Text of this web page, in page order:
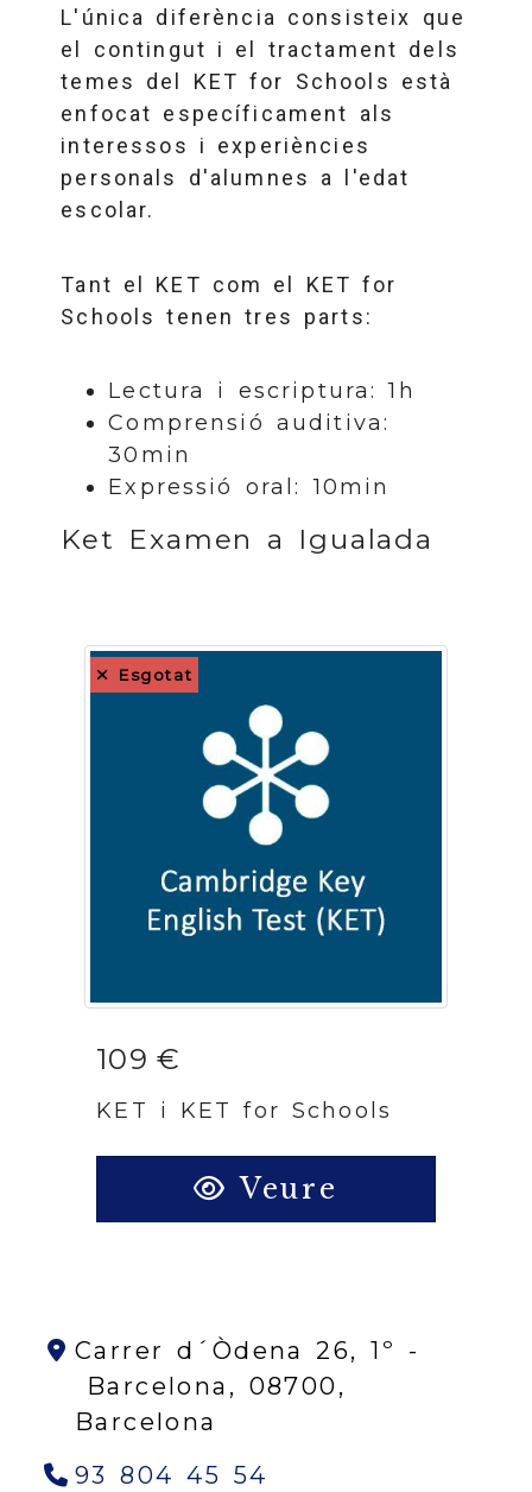
L'única diferència consisteix que
el contingut i el tractament dels
temes del KET for Schools està
enfocat específicament als
interessos i experiències
personals d'alumnes a l'edat
escolar.
Tant el KET com el KET for
Schools tenen tres parts:
Lectura i escriptura: 1h
Comprensió auditiva:
30min
Expressió oral: 10min
Ket Examen a Igualada
Esgotat
109 €
KET i KET for Schools
Veure
Carrer d´Òdena 26, 1º -
Barcelona, 08700,
Barcelona
93 804 45 54